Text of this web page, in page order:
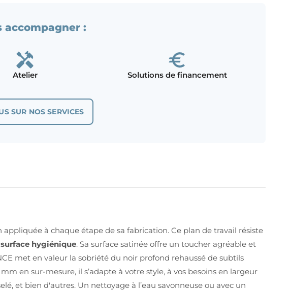
accompagner :
Atelier Solutions de financement
SUR NOS SERVICES
à chaque étape de sa fabrication. Ce plan de travail résiste
surface hygiénique. Sa surface satinée offre un toucher agréable et
met en valeur la sobriété du noir profond rehaussé de subtils
en sur-mesure, il s’adapte à votre style, à vos besoins en largeur
et bien d'autres. Un nettoyage à l’eau savonneuse ou avec un